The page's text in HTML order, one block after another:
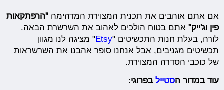
אם אתם אוהבים את תכנית המצוירת המדהימה "הרפתקאות
פין וג'ייק" אתם בטוח הולכים לאהוב את השרשרת הבאה.
לורה, בעלת חנות התכשיטים "Etsy" מציגה לנו מגוון
תכשיטים מגניבים, אבל אנחנו סופר אהבנו את השרשראות
של כוכבי הסדרה המצוירת.
עוד במדור הסטייל בפרוגי: